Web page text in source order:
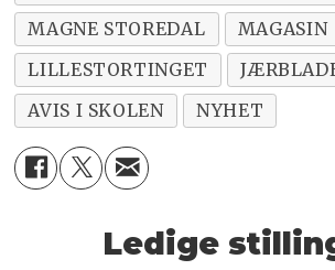
MAGNE STOREDAL
MAGASIN
LILLESTORTINGET
AVIS I SKOLEN
NYHET
Ledige